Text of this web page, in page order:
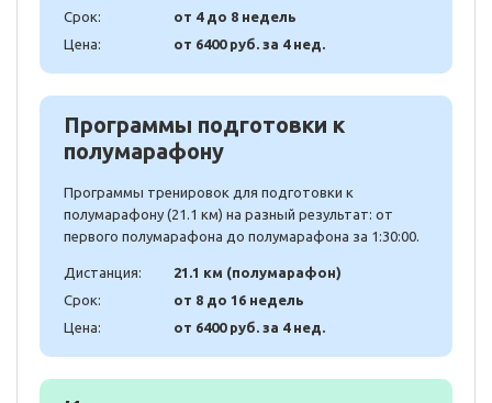
Срок:
от 4 до 8 недель
Цена:
от 6400 руб. за 4 нед.
Программы подготовки к
полумарафону
Программы тренировок для подготовки к
полумарафону (21.1 км) на разный результат: от
первого полумарафона до полумарафона за 1:30:00.
Дистанция:
21.1 км (полумарафон)
Срок:
от 8 до 16 недель
Цена:
от 6400 руб. за 4 нед.